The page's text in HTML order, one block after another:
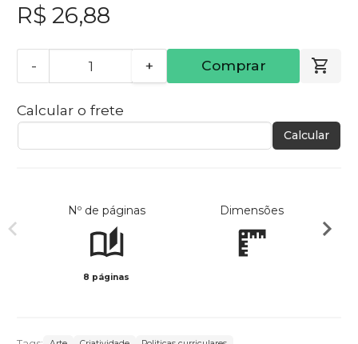
R$ 26,88
- + Comprar
Calcular o frete
Calcular
Nº de páginas
8 páginas
Dimensões